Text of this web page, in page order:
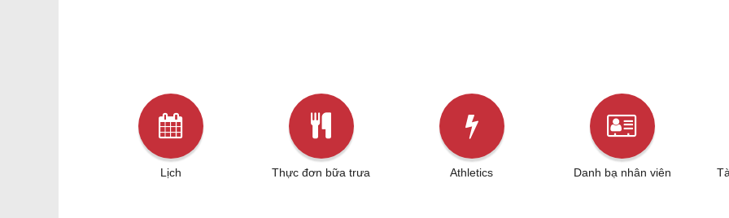
Lịch Thực đơn bữa trưa Athletics Danh bạ nhân viên